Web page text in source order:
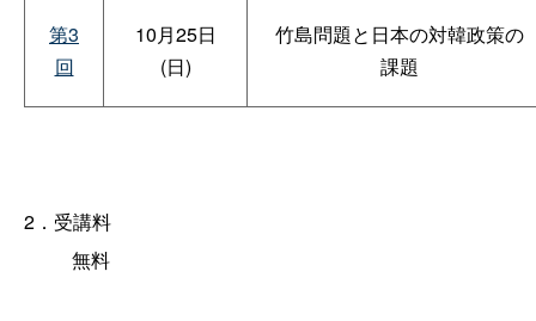
第3
回
10月25日
(日)
竹島問題と日本の対韓政策の
課題
2．受講料
無料